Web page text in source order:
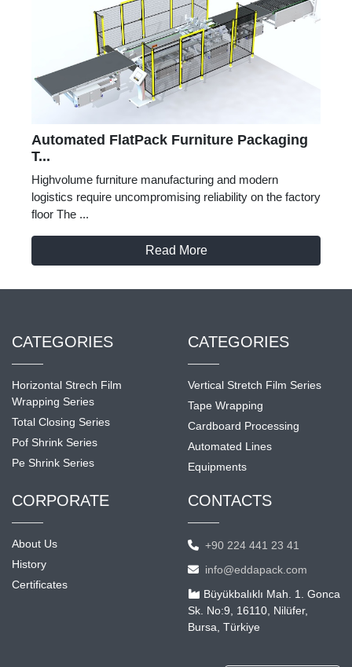
Automated FlatPack Furniture Packaging
T...
Highvolume furniture manufacturing and modern
logistics require uncompromising reliability on the factory
floor The ...
Read More
CATEGORIES
Horizontal Strech Film
Wrapping Series
Total Closing Series
Pof Shrink Series
Pe Shrink Series
CATEGORIES
Vertical Stretch Film Series
Tape Wrapping
Cardboard Processing
Automated Lines
Equipments
CORPORATE
About Us
History
Certificates
CONTACTS
+90 224 441 23 41
info@eddapack.com
Büyükbalıklı Mah. 1. Gonca
Sk. No:9, 16110, Nilüfer,
Bursa, Türkiye